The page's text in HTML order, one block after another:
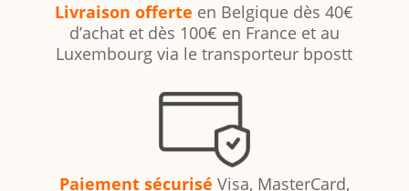
Livraison offerte en Belgique dès 40€
d’achat et dès 100€ en France et au
Luxembourg via le transporteur bpostt
Paiement sécurisé Visa, MasterCard,